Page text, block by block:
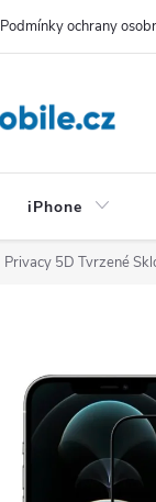
Podmínky ochrany
iPhone
Privacy 5D Tvrzené